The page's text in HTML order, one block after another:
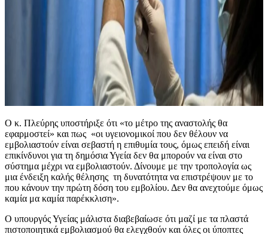
Ο κ. Πλεύρης υποστήριξε ότι «το μέτρο της αναστολής θα
εφαρμοστεί» και πως «οι υγειονομικοί που δεν θέλουν να
εμβολιαστούν είναι σεβαστή η επιθυμία τους, όμως επειδή είναι
επικίνδυνοι για τη δημόσια Υγεία δεν θα μπορούν να είναι στο
σύστημα μέχρι να εμβολιαστούν. Δίνουμε με την τροπολογία ως
μια ένδειξη καλής θέλησης τη δυνατότητα να επιστρέψουν με το
που κάνουν την πρώτη δόση του εμβολίου. Δεν θα ανεχτούμε όμως
καμία μα καμία παρέκκλιση».
Ο υπουργός Υγείας μάλιστα διαβεβαίωσε ότι μαζί με τα πλαστά
πιστοποιητικά εμβολιασμού θα ελεγχθούν και όλες οι ύποπτες